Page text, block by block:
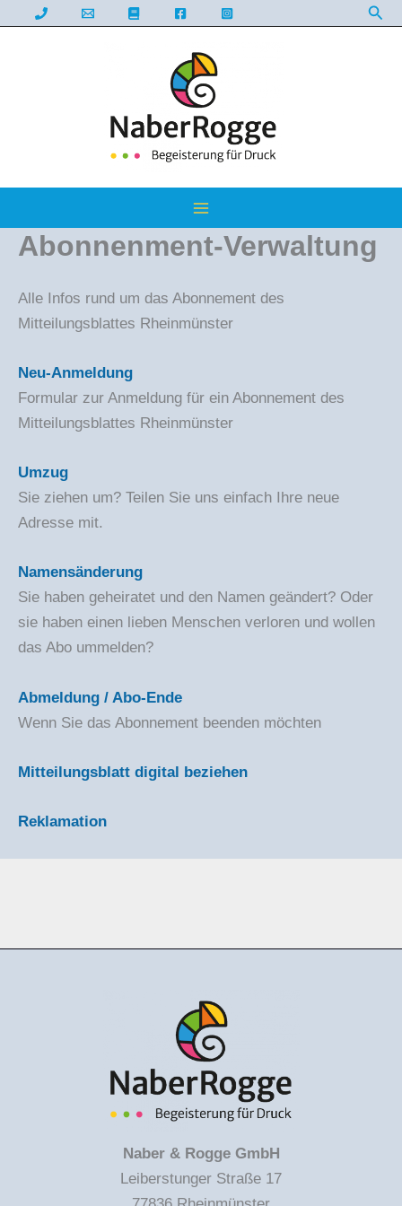
Abonnenment-Verwaltung
Alle Infos rund um das Abonnement des
Mitteilungsblattes Rheinmünster
Neu-Anmeldung
Formular zur Anmeldung für ein Abonnement des
Mitteilungsblattes Rheinmünster
Umzug
Sie ziehen um? Teilen Sie uns einfach Ihre neue
Adresse mit.
Namensänderung
Sie haben geheiratet und den Namen geändert? Oder
sie haben einen lieben Menschen verloren und wollen
das Abo ummelden?
Abmeldung / Abo-Ende
Wenn Sie das Abonnement beenden möchten
Mitteilungsblatt digital beziehen
Reklamation
Naber & Rogge GmbH
Leiberstunger Straße 17